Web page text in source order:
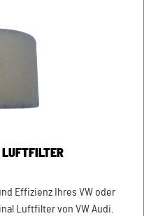
zu vermeiden, bieten
Ihrer Bestellung oder in
Fahrgestellnummer(Bsp.
Ihres Fahrzeugs
der gewünschte Artikel
Effizienz Ihres VW oder
Luftfilter von VW Audi.